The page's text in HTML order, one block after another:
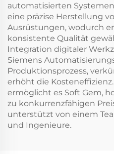
automatisierten
eine präzise Herstellung
Ausrüstungen, wodurch
konsistente Qualität
Integration digitaler
Siemens
Produktionsprozess,
erhöht die
ermöglicht es Soft Gem,
zu konkurrenzfähigen
unterstützt von einem
und Ingenieure.